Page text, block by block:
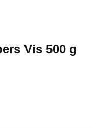
Vis 500 g